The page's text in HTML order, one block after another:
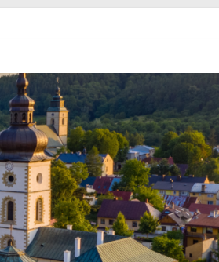
„Integracyjna Grupa Teatralna”
zagospodarowania